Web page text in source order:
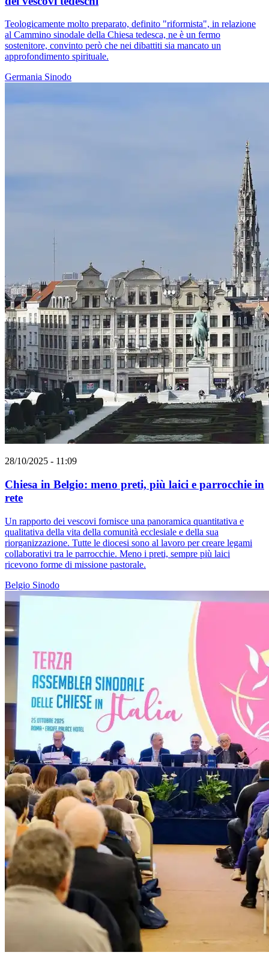
Teologicamente molto preparato, definito "riformista", in relazione
al Cammino sinodale della Chiesa tedesca, ne è un fermo
sostenitore, convinto però che nei dibattiti sia mancato un
approfondimento spirituale.
Germania Sinodo
28/10/2025 - 11:09
Chiesa in Belgio: meno preti, più laici e parrocchie in
rete
Un rapporto dei vescovi fornisce una panoramica quantitativa e
qualitativa della vita della comunità ecclesiale e della sua
riorganizzazione. Tutte le diocesi sono al lavoro per creare legami
collaborativi tra le parrocchie. Meno i preti, sempre più laici
ricevono forme di missione pastorale.
Belgio Sinodo